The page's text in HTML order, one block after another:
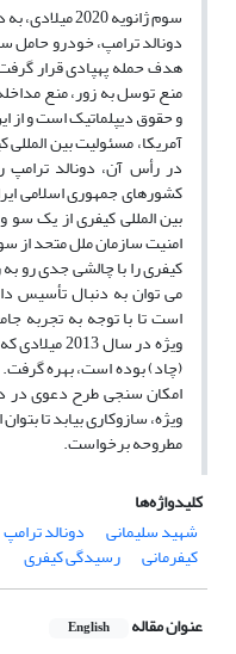
سوم ژانویه
دونالد ترامپ، خودرو حامل
هدف حمله پهپادی قرار
منع توسل به زور، منع
و حقوق دیپلماتیک است و از
آمریکا، مسئولیت بین­ المللی
در رأس آن، دونالد
کشورهای جمهوری اسلامی
بین ­المللی کیفری از یک سو
امنیت سازمان ملل متحد از
کیفری را با چالشی جدی رو
می ­توان به دنبال تأسیس
است تا با توجه به تجربه
ویژه در
(چاد) بوده است، بهره
امکان­ سنجی طرح دعوی در
ویژه، سازوکاری بیابد تا
مطروحه برخواست.
کلیدواژه‌ها
شهید سلیمانی
دونالد ترامپ
کیفرمانی رسیدگی کیفری
عنوان مقاله English